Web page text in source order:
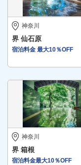
神奈川
界 仙石原
宿泊料金 最大10％OFF
神奈川
界 箱根
宿泊料金最大10％OFF